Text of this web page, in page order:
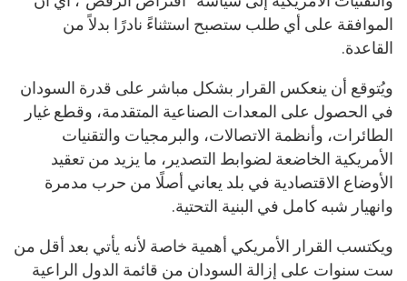
الموافقة على أي طلب ستصبح استثناءً نادرًا بدلاً من
القاعدة.
ويُتوقع أن ينعكس القرار بشكل مباشر على قدرة السودان
في الحصول على المعدات الصناعية المتقدمة، وقطع غيار
الطائرات، وأنظمة الاتصالات، والبرمجيات والتقنيات
الأمريكية الخاضعة لضوابط التصدير، ما يزيد من تعقيد
الأوضاع الاقتصادية في بلد يعاني أصلًا من حرب مدمرة
وانهيار شبه كامل في البنية التحتية.
ويكتسب القرار الأمريكي أهمية خاصة لأنه يأتي بعد أقل من
ست سنوات على إزالة السودان من قائمة الدول الراعية